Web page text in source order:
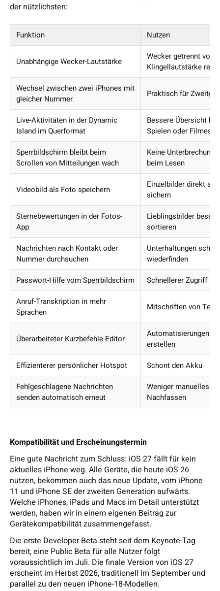
der nützlichsten:
Funktion Nutzen
Unabhängige Wecker-Lautstärke
Wecker getrennt von
Klingellautstärke
Wechsel zwischen zwei iPhones mit
gleicher Nummer
Praktisch für
Live-Aktivitäten in der Dynamic
Island im Querformat
Bessere Übersicht
Spielen oder
Sperrbildschirm bleibt beim
Scrollen von Mitteilungen wach
Keine Unterbrechung
beim Lesen
Videobild als Foto speichern
Einzelbilder direkt
sichern
Sternebewertungen in der Fotos-
App
Lieblingsbilder besser
sortieren
Nachrichten nach Kontakt oder
Nummer durchsuchen
Unterhaltungen
wiederfinden
Passwort-Hilfe vom Sperrbildschirm
Schnellerer Zugriff
Anruf-Transkription in mehr
Sprachen
Mitschriften von
Überarbeiteter Kurzbefehle-Editor
Automatisierungen
erstellen
Effizienterer persönlicher Hotspot
Schont den Akku
Fehlgeschlagene Nachrichten
senden automatisch erneut
Weniger manuelles
Nachfassen
Kompatibilität und Erscheinungstermin
Eine gute Nachricht zum Schluss: iOS 27 fällt für kein
aktuelles iPhone weg. Alle Geräte, die heute iOS 26
nutzen, bekommen auch das neue Update, vom iPhone
11 und iPhone SE der zweiten Generation aufwärts.
Welche iPhones, iPads und Macs im Detail unterstützt
werden, haben wir in einem eigenen Beitrag zur
Gerätekompatibilität zusammengefasst.
Die erste Developer Beta steht seit dem Keynote-Tag
bereit, eine Public Beta für alle Nutzer folgt
voraussichtlich im Juli. Die finale Version von iOS 27
erscheint im Herbst 2026, traditionell im September und
parallel zu den neuen iPhone-18-Modellen.